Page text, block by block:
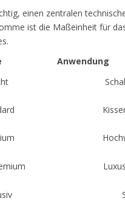
einen zentralen
ist die Maßeinheit für
Anwendung